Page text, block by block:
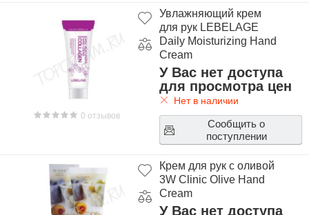
0 отзывов
Увлажняющий крем
для рук LEBELAGE
Daily Moisturizing Hand
Cream
У Вас нет доступа
для просмотра цен
Нет в наличии
Сообщить о
поступлении
Крем для рук с оливой
3W Clinic Olive Hand
Cream
У Вас нет доступа